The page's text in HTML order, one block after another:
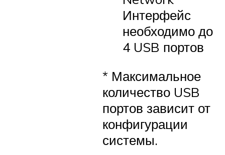
Интерфейс
необходимо до
4 USB портов
* Максимальное
количество USB
портов зависит от
конфигурации
системы.